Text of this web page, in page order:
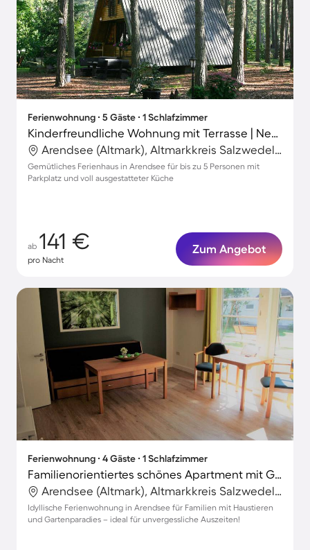
Ferienwohnung ∙ 5 Gäste ∙ 1 Schlafzimmer
Kinderfreundliche Wohnung mit Terrasse | Neben dem Strand
Arendsee (Altmark), Altmarkkreis Salzwedel, Deutschland
Gemütliches Ferienhaus in Arendsee für bis zu 5 Personen mit
Parkplatz und voll ausgestatteter Küche
ab 141 €
pro Nacht
Zum Angebot
Ferienwohnung ∙ 4 Gäste ∙ 1 Schlafzimmer
Familienorientiertes schönes Apartment mit Grill, Garten und Terrasse | Neben dem Strand | Haustiere sind willkommen
Arendsee (Altmark), Altmarkkreis Salzwedel, Deutschland
Idyllische Ferienwohnung in Arendsee für Familien mit Haustieren
und Gartenparadies – ideal für unvergessliche Auszeiten!